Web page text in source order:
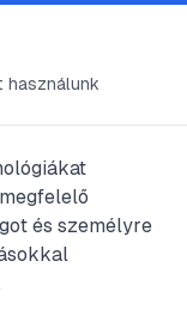
használunk
és személyre